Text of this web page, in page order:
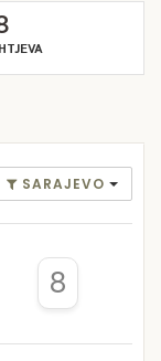
SARAJEVO
8